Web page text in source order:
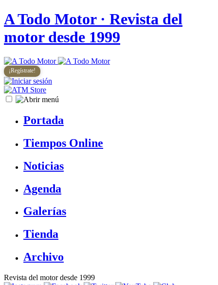
A Todo Motor· Revista del
motor desde 1999
¡Regístrate!
Portada
Tiempos Online
Noticias
Agenda
Galerías
Tienda
Archivo
Revista del motor desde 1999